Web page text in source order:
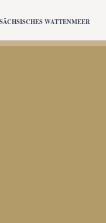
WATTENMEER